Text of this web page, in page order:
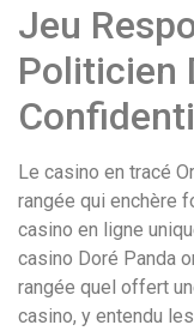
Jeu
Politicien
Le casino en tracé
rangée qui enchère
casino en ligne
casino Doré Panda
rangée quel offert
casino, y entendu